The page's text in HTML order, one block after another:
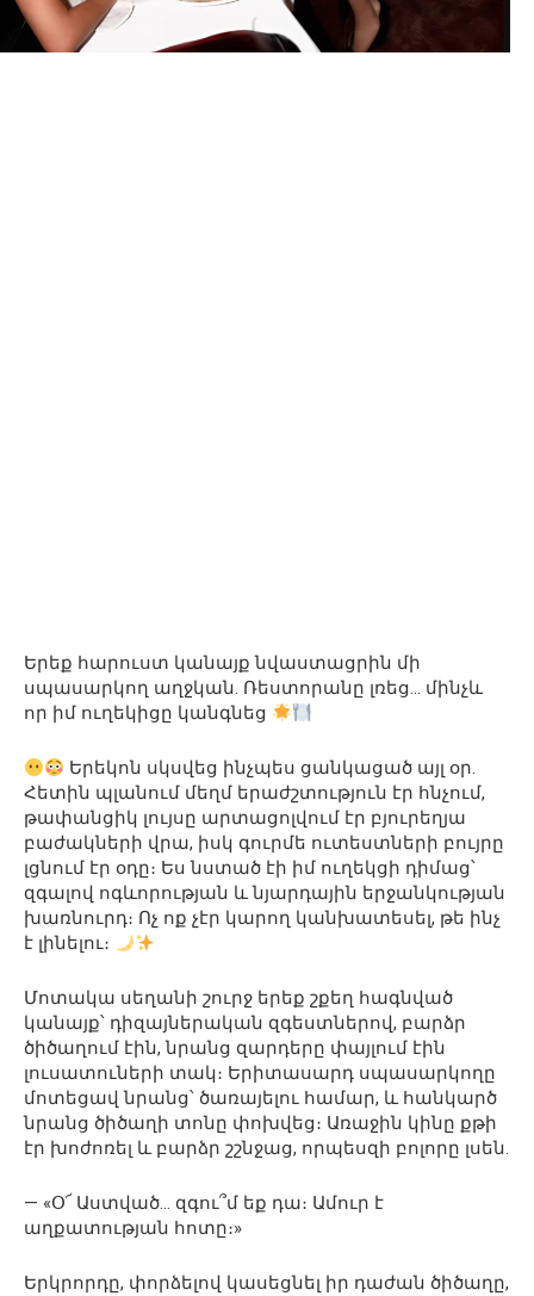
Երեք հարուստ կանայք նվաստացրին մի
սպասարկող աղջկան. Ռեստորանը լռեց… մինչև
որ իմ ուղեկիցը կանգնեց
Երեկոն սկսվեց ինչպես ցանկացած այլ օր.
Հետին պլանում մեղմ երաժշտություն էր հնչում,
թափանցիկ լույսը արտացոլվում էր բյուրեղյա
բաժակների վրա, իսկ գուրմե ուտեստների բույրը
լցնում էր օդը։ Ես նստած էի իմ ուղեկցի դիմաց՝
զգալով ոգևորության և նյարդային երջանկության
խառնուրդ։ Ոչ ոք չէր կարող կանխատեսել, թե ինչ
է լինելու։
Մոտակա սեղանի շուրջ երեք շքեղ հագնված
կանայք՝ դիզայներական զգեստներով, բարձր
ծիծաղում էին, նրանց զարդերը փայլում էին
լուսատուների տակ։ Երիտասարդ սպասարկողը
մոտեցավ նրանց՝ ծառայելու համար, և հանկարծ
նրանց ծիծաղի տոնը փոխվեց։ Առաջին կինը քթի
էր խոժոռել և բարձր շշնջաց, որպեսզի բոլորը լսեն.
— «Օ՜ Աստված… զգու՞մ եք դա։ Ամուր է
աղքատության հոտը։»
Երկրորդը, փորձելով կասեցնել իր դաժան ծիծաղը,